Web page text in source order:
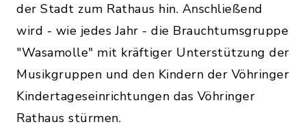
der Stadt zum Rathaus hin. Anschließend
wird - wie jedes Jahr - die Brauchtumsgruppe
"Wasamolle" mit kräftiger Unterstützung der
Musikgruppen und den Kindern der Vöhringer
Kindertageseinrichtungen das Vöhringer
Rathaus stürmen.